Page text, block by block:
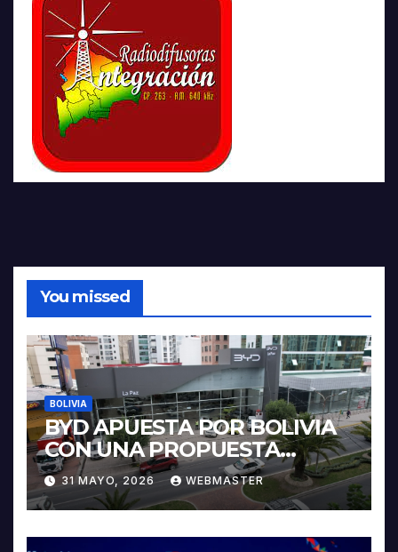
You missed
BOLIVIA
BYD APUESTA POR BOLIVIA
CON UNA PROPUESTA
INTEGRAL PARA IMPULSAR
LA ELECTROMOVILIDAD Y LA
INDUSTRIALIZACIÓN DEL
LITIO
31 MAYO, 2026 WEBMASTER